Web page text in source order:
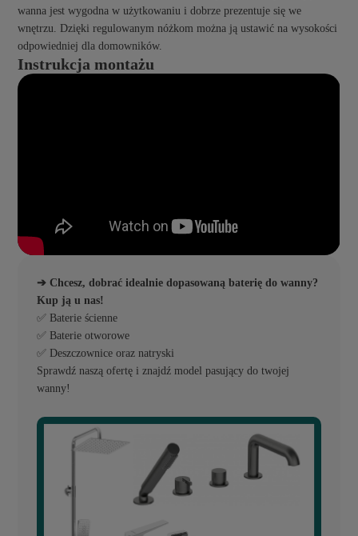
wanna jest wygodna w użytkowaniu i dobrze prezentuje się we
wnętrzu. Dzięki regulowanym nóżkom można ją ustawić na wysokości
odpowiedniej dla domowników.
Instrukcja montażu
➔ Chcesz, dobrać idealnie dopasowaną baterię do wanny?
Kup ją u nas!
✅ Baterie ścienne
✅ Baterie otworowe
✅ Deszczownice oraz natryski
Sprawdź naszą ofertę i znajdź model pasujący do twojej
wanny!